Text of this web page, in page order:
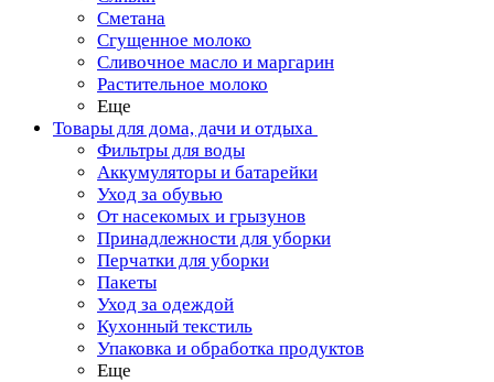
Сметана
Сгущенное молоко
Сливочное масло и маргарин
Растительное молоко
Еще
Товары для дома, дачи и отдыха
Фильтры для воды
Аккумуляторы и батарейки
Уход за обувью
От насекомых и грызунов
Принадлежности для уборки
Перчатки для уборки
Пакеты
Уход за одеждой
Кухонный текстиль
Упаковка и обработка продуктов
Еще